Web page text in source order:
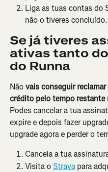
Liga as tuas contas do
não o tiveres concluído.
Se já tiveres
ativas tanto
do Runna
Não vais conseguir
crédito pelo tempo restante
Podes cancelar a tua
expire e depois fazer
upgrade agora e perder o
Cancela a tua
Visita o Strava para